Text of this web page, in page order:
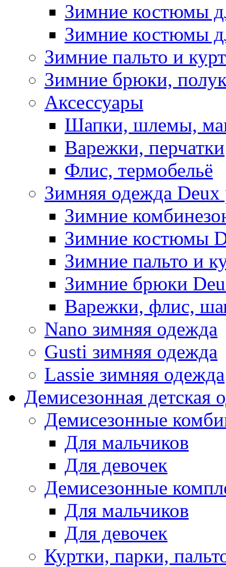
Зимние костюмы
Зимние костюмы
Зимние пальто и
Зимние брюки,
Аксессуары
Шапки, шлемы,
Варежки, перчатки
Флис, термобельё
Зимняя одежда Deux
Зимние
Зимние костюмы
Зимние пальто и
Зимние брюки
Варежки, флис,
Nano зимняя одежда
Gusti зимняя одежда
Lassie зимняя одежда
Демисезонная детская
Демисезонные
Для мальчиков
Для девочек
Демисезонные
Для мальчиков
Для девочек
Куртки, парки,